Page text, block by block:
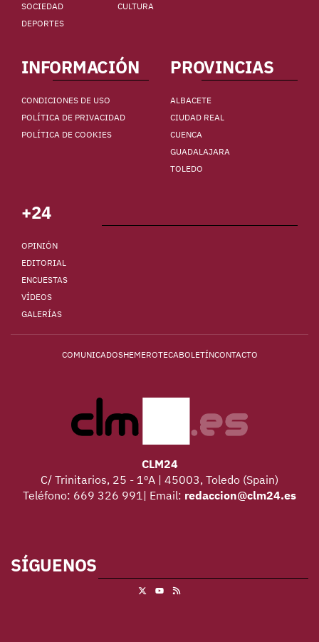
SOCIEDAD
CULTURA
DEPORTES
INFORMACIÓN
CONDICIONES DE USO
POLÍTICA DE PRIVACIDAD
POLÍTICA DE COOKIES
PROVINCIAS
ALBACETE
CIUDAD REAL
CUENCA
GUADALAJARA
TOLEDO
+24
OPINIÓN
EDITORIAL
ENCUESTAS
VÍDEOS
GALERÍAS
COMUNICADOSHEMEROTECABOLETÍNCONTACTO
CLM24
C/ Trinitarios, 25 - 1ºA | 45003, Toledo (Spain)
Teléfono: 669 326 991| Email: redaccion@clm24.es
SÍGUENOS